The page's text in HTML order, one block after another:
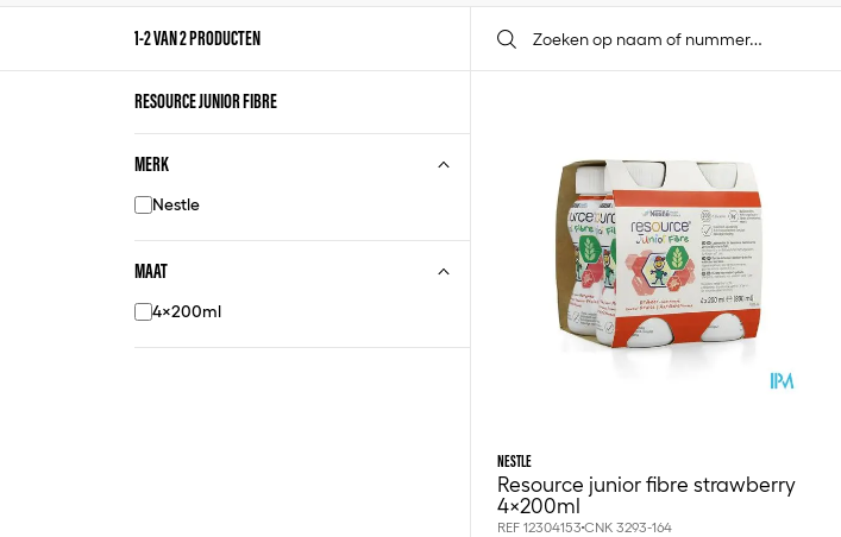
1-2 VAN 2 PRODUCTEN
RESOURCE JUNIOR FIBRE
MERK
Nestle
MAAT
4x200ml
NESTLE
Resource junior fibre strawberry
4x200ml
REF 12304153CNK 3293-164